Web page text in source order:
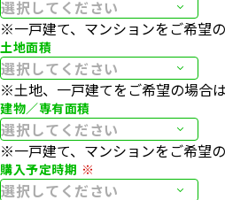
※⼀⼾建て、マンションをご希望
土地面積
※⼟地、⼀⼾建てをご希望の場合
建物／専有面積
※⼀⼾建て、マンションをご希望
購入予定時期